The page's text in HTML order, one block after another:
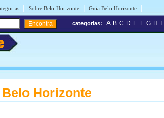
| Sobre Belo Horizonte | Guia Belo Horizonte |
categorias: A B C D E F G H
Horizonte